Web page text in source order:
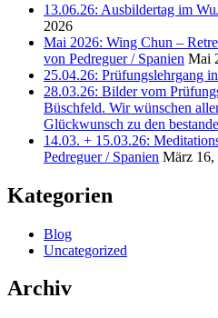
13.06.26: Ausbildertag im
2026
Mai 2026: Wing Chun –
von Pedreguer / Spanien Mai
25.04.26: Prüfungslehrgang
28.03.26: Bilder vom
Büschfeld. Wir wünschen
Glückwunsch zu den
14.03. + 15.03.26:
Pedreguer / Spanien März 16,
Kategorien
Blog
Uncategorized
Archiv